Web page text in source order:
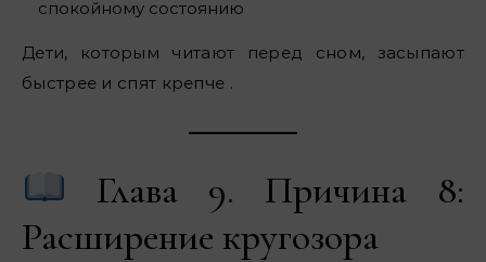
спокойному состоянию
Дети, которым читают перед сном, засыпают
быстрее и спят крепче .
Глава 9. Причина 8:
Расширение кругозора